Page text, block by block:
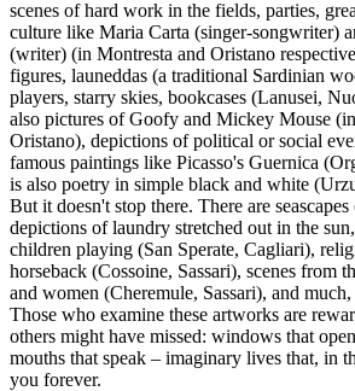
scenes of hard work in the fields, parties,
culture like Maria Carta (singer-songwriter)
(writer) (in Montresta and Oristano
figures, launeddas (a traditional Sardinian
players, starry skies, bookcases (Lanusei,
also pictures of Goofy and Mickey Mouse
Oristano), depictions of political or social
famous paintings like Picasso's Guernica
is also poetry in simple black and white
But it doesn't stop there. There are
depictions of laundry stretched out in the
children playing (San Sperate, Cagliari),
horseback (Cossoine, Sassari), scenes from
and women (Cheremule, Sassari), and
Those who examine these artworks are
others might have missed: windows that
mouths that speak – imaginary lives that, in
you forever.